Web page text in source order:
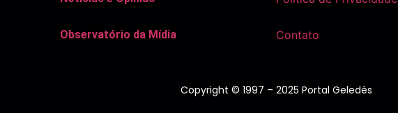
Observatório da Mídia Contato
Copyright © 1997 – 2025 Portal Geledés